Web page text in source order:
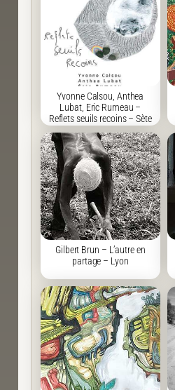
Yvonne Calsou, Anthea
Lubat, Eric Rumeau –
Reflets seuils recoins – Sète
Gilbert Brun – L’autre en
partage – Lyon